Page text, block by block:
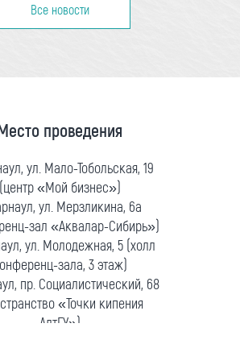
Все новости
проведения
ул. Мало-Тобольская, 19
(центр «Мой бизнес»)
ул. Мерзликина, 6а
зал «Аквалар-Сибирь»)
ул. Молодежная, 5 (холл
зала, 3 этаж)
пр. Социалистический, 68
«Точки кипения
АлтГУ»)